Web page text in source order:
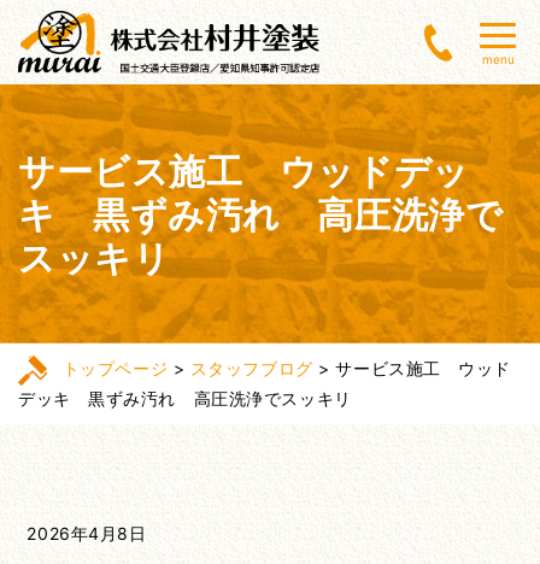
menu
サービス施工 ウッドデッ
キ 黒ずみ汚れ 高圧洗浄で
スッキリ
トップページ > スタッフブログ >サービス施工 ウッド
デッキ 黒ずみ汚れ 高圧洗浄でスッキリ
2026年4月8日